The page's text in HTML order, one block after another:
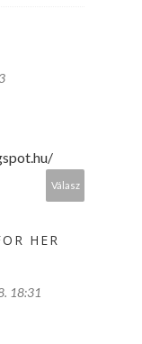
Válasz
HER
18:31